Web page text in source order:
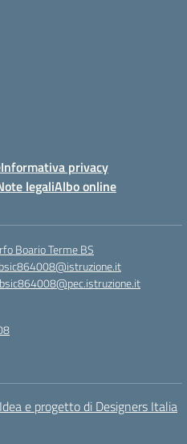
Informativa privacy
legaliAlbo online
Boario Terme BS
bsic864008@istruzione.it
bsic864008@pec.istruzione.it
Idea e progetto di Designers Italia